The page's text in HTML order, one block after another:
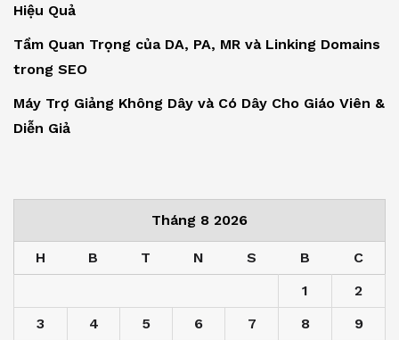
Hiệu Quả
Tầm Quan Trọng của DA, PA, MR và Linking Domains
trong SEO
Máy Trợ Giảng Không Dây và Có Dây Cho Giáo Viên &
Diễn Giả
Tháng 8 2026
H B T N S B
C
1
2
3
4 5 6 7 8
9